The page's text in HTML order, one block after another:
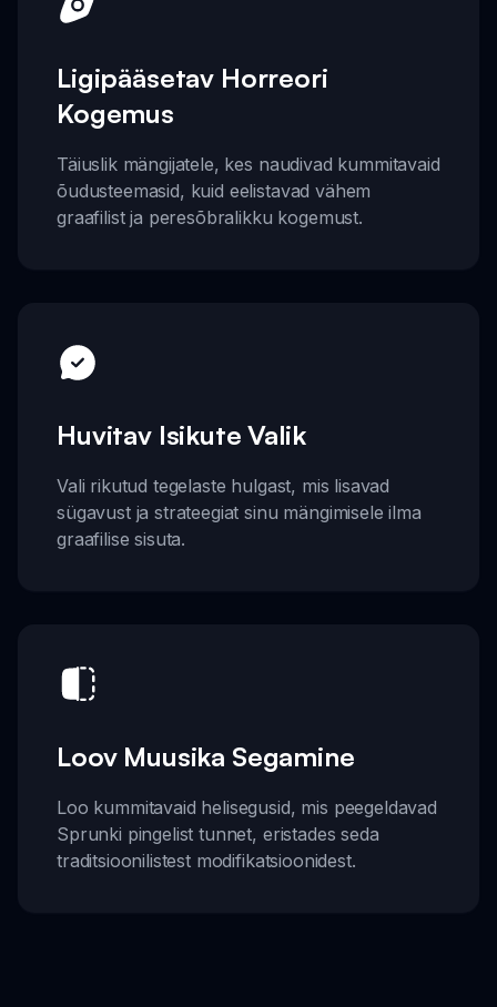
Ligipääsetav Horreori
Kogemus
Täiuslik mängijatele, kes naudivad kummitavaid
õudusteemasid, kuid eelistavad vähem
graafilist ja peresõbralikku kogemust.
Huvitav Isikute Valik
Vali rikutud tegelaste hulgast, mis lisavad
sügavust ja strateegiat sinu mängimisele ilma
graafilise sisuta.
Loov Muusika Segamine
Loo kummitavaid helisegusid, mis peegeldavad
Sprunki pingelist tunnet, eristades seda
traditsioonilistest modifikatsioonidest.